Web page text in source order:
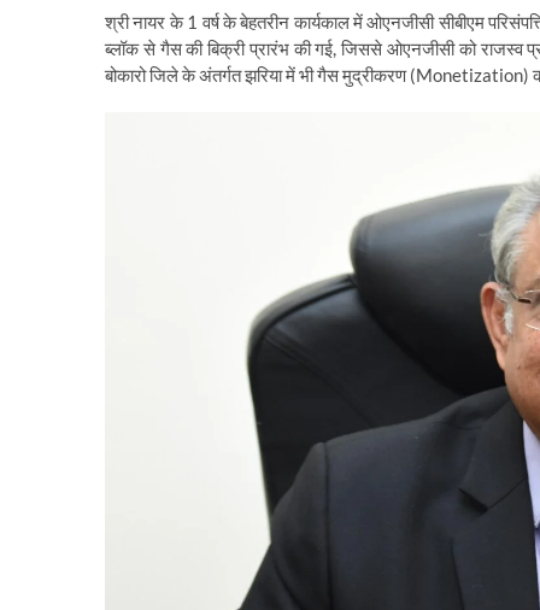
​श्री नायर के 1 वर्ष के बेहतरीन कार्यकाल में ओएनजीसी सीबीएम
ब्लॉक से गैस की बिक्री प्रारंभ की गई, जिससे ओएनजीसी को राजस्व
बोकारो जिले के अंतर्गत झरिया में भी गैस मुद्रीकरण (Monetization)